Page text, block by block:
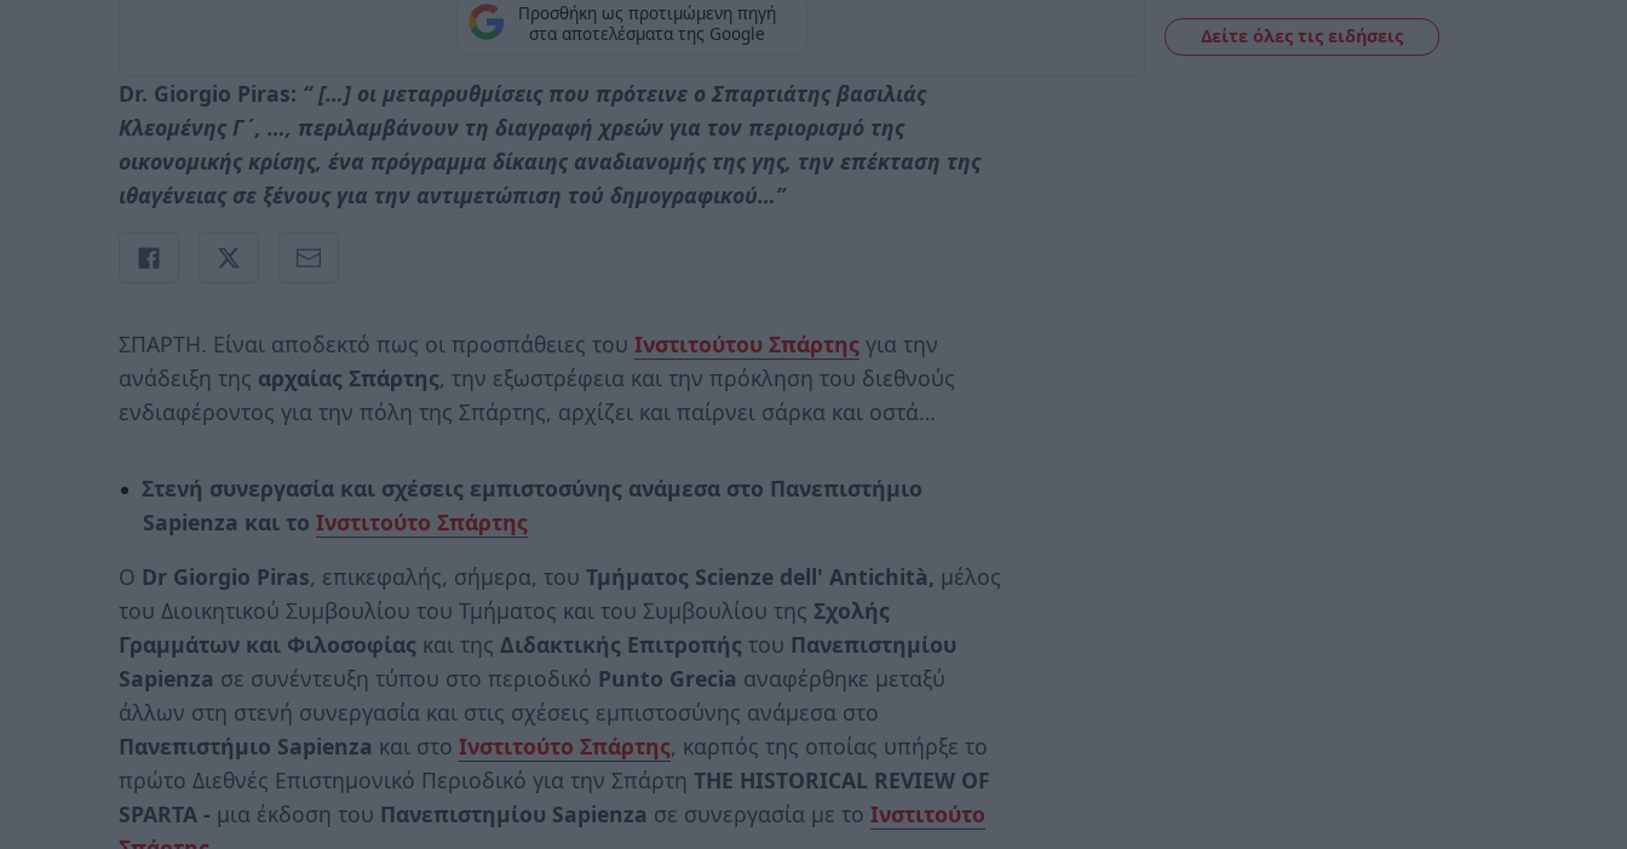
Προσθήκη ως προτιμώμενη πηγή
στα αποτελέσματα της Google
Dr. Giorgio Piras: “ […] οι μεταρρυθμίσεις που πρότεινε ο Σπαρτιάτης βασιλιάς
Κλεομένης Γ΄, …, περιλαμβάνουν τη διαγραφή χρεών για τον περιορισμό της
οικονομικής κρίσης, ένα πρόγραμμα δίκαιης αναδιανομής της γης, την επέκταση της
ιθαγένειας σε ξένους για την αντιμετώπιση τού δημογραφικού…”
ΣΠΑΡΤΗ. Είναι αποδεκτό πως οι προσπάθειες του Ινστιτούτου Σπάρτης για την
ανάδειξη της αρχαίας Σπάρτης, την εξωστρέφεια και την πρόκληση του διεθνούς
ενδιαφέροντος για την πόλη της Σπάρτης, αρχίζει και παίρνει σάρκα και οστά…
Στενή συνεργασία και σχέσεις εμπιστοσύνης ανάμεσα στο Πανεπιστήμιο
Sapienza και το Ινστιτούτο Σπάρτης
O Dr Giorgio Piras, επικεφαλής, σήμερα, του Τμήματος Scienze dell' Antichità, μέλος
του Διοικητικού Συμβουλίου του Τμήματος και του Συμβουλίου της Σχολής
Γραμμάτων και Φιλοσοφίας και της Διδακτικής Επιτροπής του Πανεπιστημίου
Sapienza σε συνέντευξη τύπου στο περιοδικό Punto Grecia αναφέρθηκε μεταξύ
άλλων στη στενή συνεργασία και στις σχέσεις εμπιστοσύνης ανάμεσα στο
Πανεπιστήμιο Sapienza και στο Ινστιτούτο Σπάρτης, καρπός της οποίας υπήρξε το
πρώτο Διεθνές Επιστημονικό Περιοδικό για την Σπάρτη THE HISTORICAL REVIEW OF
SPARTA - μια έκδοση του Πανεπιστημίου Sapienza σε συνεργασία με το Ινστιτούτο
Δείτε όλες τις ειδήσεις